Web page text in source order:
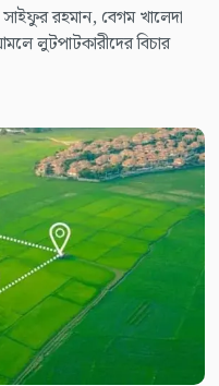
রহমান, বেগম খালেদা
লুটপাটকারীদের বিচার